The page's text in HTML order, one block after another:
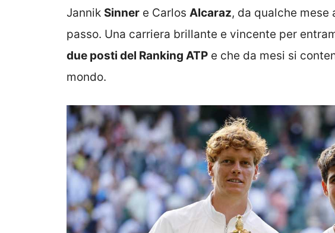
Jannik Sinner e Carlos Alcaraz, da qualche
passo. Una carriera brillante e vincente per
due posti del Ranking ATP e che da mesi si
mondo.